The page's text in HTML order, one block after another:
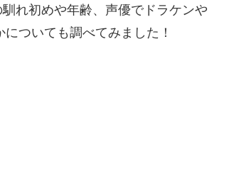
れ初めや年齢、声優でドラケンや
ついても調べてみました！